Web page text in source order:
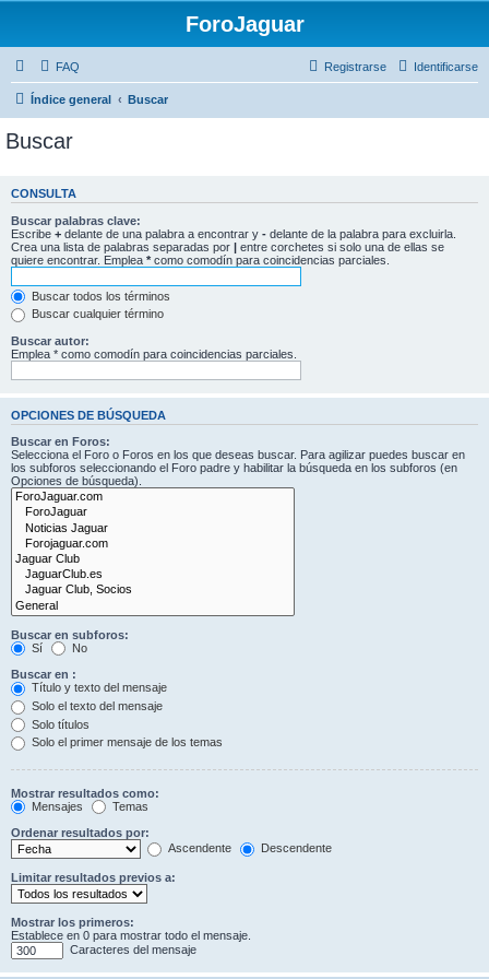
ForoJaguar
FAQ Identificarse
Registrarse
Índice general Buscar
Buscar
CONSULTA
Buscar palabras clave:
Escribe + delante de una palabra a encontrar y - delante de la palabra para excluirla.
Crea una lista de palabras separadas por | entre corchetes si solo una de ellas se
quiere encontrar. Emplea * como comodín para coincidencias parciales.
Buscar todos los términos
Buscar cualquier término
Buscar autor:
Emplea * como comodín para coincidencias parciales.
OPCIONES DE BÚSQUEDA
Buscar en Foros:
Selecciona el Foro o Foros en los que deseas buscar. Para agilizar puedes buscar en
los subforos seleccionando el Foro padre y habilitar la búsqueda en los subforos (en
Opciones de búsqueda).
Buscar en subforos:
Sí
No
Buscar en :
Título y texto del mensaje
Solo el texto del mensaje
Solo títulos
Solo el primer mensaje de los temas
Mostrar resultados como:
Mensajes
Temas
Ordenar resultados por:
Ascendente
Descendente
Limitar resultados previos a:
Mostrar los primeros:
Establece en 0 para mostrar todo el mensaje.
Caracteres del mensaje